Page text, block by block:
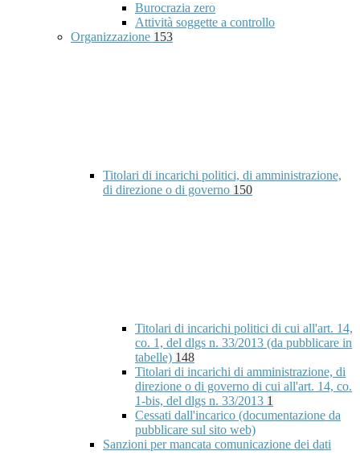
Burocrazia zero
Attività soggette a controllo
Organizzazione 153
Titolari di incarichi politici, di amministrazione,
di direzione o di governo 150
Titolari di incarichi politici di cui all'art. 14,
co. 1, del dlgs n. 33/2013 (da pubblicare in
tabelle) 148
Titolari di incarichi di amministrazione, di
direzione o di governo di cui all'art. 14, co.
1-bis, del dlgs n. 33/2013 1
Cessati dall'incarico (documentazione da
pubblicare sul sito web)
Sanzioni per mancata comunicazione dei dati